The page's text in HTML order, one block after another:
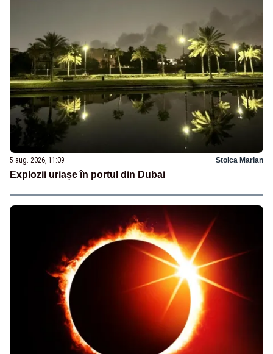
5 aug. 2026, 11:09 Stoica Marian
Explozii uriașe în portul din Dubai